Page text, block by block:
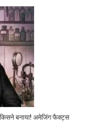
किसने बनाया! अमेजिंग फैक्ट्स